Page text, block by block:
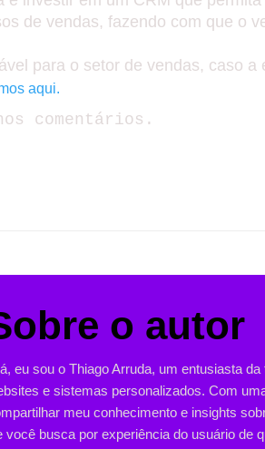
de vendas, fazendo com que o
para o setor de vendas, caso
aqui.
comentários.
o autor
eu sou o Thiago Arruda, um entusiasta
e sistemas personalizados. Com
meu conhecimento e insights
você busca por experiência do usuário de